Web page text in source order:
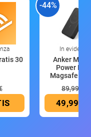
30
-44%
In evidenza
Anker
Power
Magsafe
89,99 €
49,99 €